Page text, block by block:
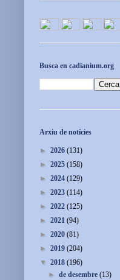
Busca en cadianium.org
Arxiu de notícies
► 2026 (131)
► 2025 (158)
► 2024 (129)
► 2023 (114)
► 2022 (125)
► 2021 (94)
► 2020 (81)
► 2019 (204)
▼ 2018 (196)
►de desembre(13)